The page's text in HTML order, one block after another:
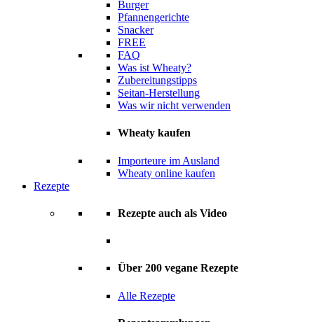
Burger
Pfannengerichte
Snacker
FREE
FAQ
Was ist Wheaty?
Zubereitungstipps
Seitan-Herstellung
Was wir nicht verwenden
Wheaty kaufen
Importeure im Ausland
Wheaty online kaufen
Rezepte
Rezepte auch als Video
Über 200 vegane Rezepte
Alle Rezepte